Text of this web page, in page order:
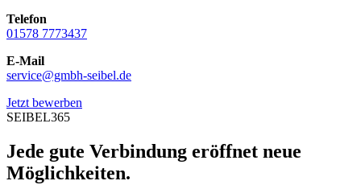
Telefon
01578 7773437
E-Mail
service@gmbh-seibel.de
Jetzt bewerben
SEIBEL365
Jede gute Verbindung eröffnet neue
Möglichkeiten.